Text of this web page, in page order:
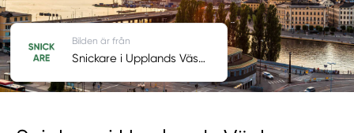
Bilden är från
Snickare i Upplands Väsby